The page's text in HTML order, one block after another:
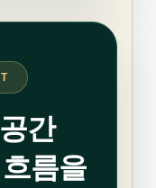
간
름을